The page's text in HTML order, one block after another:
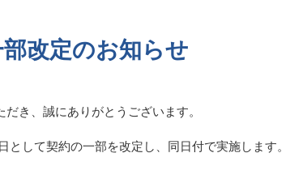
改定のお知らせ
き、誠にありがとうございます。
して契約の⼀部を改定し、同⽇付で実施します。